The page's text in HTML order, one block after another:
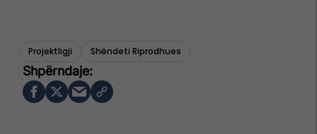
Projektligji Shëndeti Riprodhues